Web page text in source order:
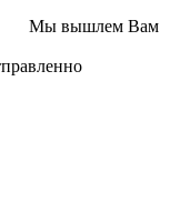
Мы вышлем Вам